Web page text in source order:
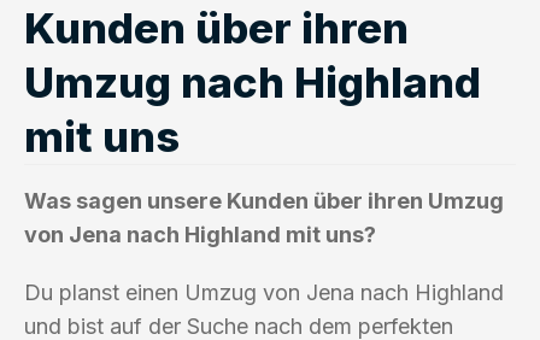
Kunden über ihren
Umzug nach Highland
mit uns
Was sagen unsere Kunden über ihren Umzug
von Jena nach Highland mit uns?
Du planst einen Umzug von Jena nach Highland
und bist auf der Suche nach dem perfekten